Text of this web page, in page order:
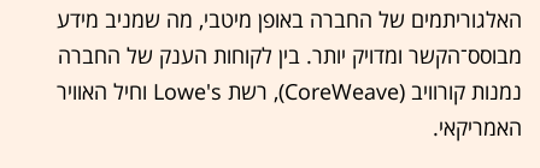
האלגוריתמים של החברה באופן מיטבי, מה שמניב מידע
מבוסס־הקשר ומדויק יותר. בין לקוחות הענק של החברה
נמנות קורוויב (CoreWeave), רשת Lowe's וחיל האוויר
האמריקאי.